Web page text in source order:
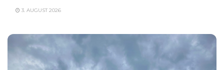
3. AUGUST 2026